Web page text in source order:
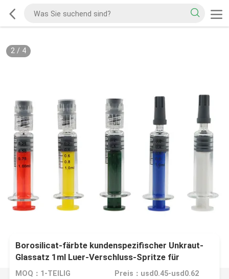
2/ 4
Borosilicat-färbte kundenspezifischer Unkraut-
Glassatz 1ml Luer-Verschluss-Spritze für
Konzentrat-Öl
MOQ：1-TEILIG Preis：usd0.45-usd0.62